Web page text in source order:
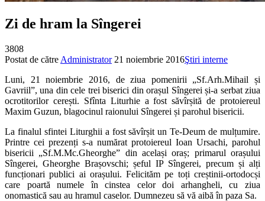
Zi de hram la Sîngerei
3808
Postat de către Administrator 21 noiembrie 2016Ştiri interne
Luni, 21 noiembrie 2016, de ziua pomenirii „Sf.Arh.Mihail și
Gavriil”, una din cele trei biserici din orașul Sîngerei și-a serbat ziua
ocrotitorilor cerești. Sfînta Liturhie a fost săvîrșită de protoiereul
Maxim Guzun, blagocinul raionului Sîngerei și parohul bisericii.
La finalul sfintei Liturghii a fost săvîrșit un Te-Deum de mulțumire.
Printre cei prezenți s-a numărat protoiereul Ioan Ursachi, parohul
bisericii „Sf.M.Mc.Gheorghe” din același oraș; primarul orașului
Sîngerei, Gheorghe Brașovschi; șeful IP Sîngerei, precum și alți
funcționari publici ai orașului. Felicitămpe toți creștinii-ortodocși
care poartă numele în cinstea celor doi arhangheli, cu ziua
onomastică sau au hramul caselor. Dumnezeu să vă aibă în paza Sa.